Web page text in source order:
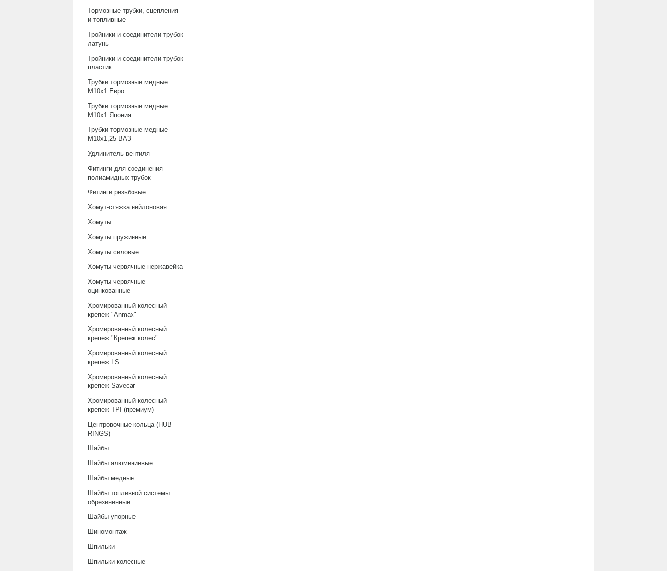
Тормозные трубки, сцепления
и топливные
Тройники и соединители трубок
латунь
Тройники и соединители трубок
пластик
Трубки тормозные медные
М10х1 Евро
Трубки тормозные медные
М10х1 Япония
Трубки тормозные медные
М10х1,25 ВАЗ
Удлинитель вентиля
Фитинги для соединения
полиамидных трубок
Фитинги резьбовые
Хомут-стяжка нейлоновая
Хомуты
Хомуты пружинные
Хомуты силовые
Хомуты червячные нержавейка
Хомуты червячные
оцинкованные
Хромированный колесный
крепеж "Anmax"
Хромированный колесный
крепеж "Крепеж колес"
Хромированный колесный
крепеж LS
Хромированный колесный
крепеж Savecar
Хромированный колесный
крепеж TPI (премиум)
Центровочные кольца (HUB
RINGS)
Шайбы
Шайбы алюминиевые
Шайбы медные
Шайбы топливной системы
обрезиненные
Шайбы упорные
Шиномонтаж
Шпильки
Шпильки колесные